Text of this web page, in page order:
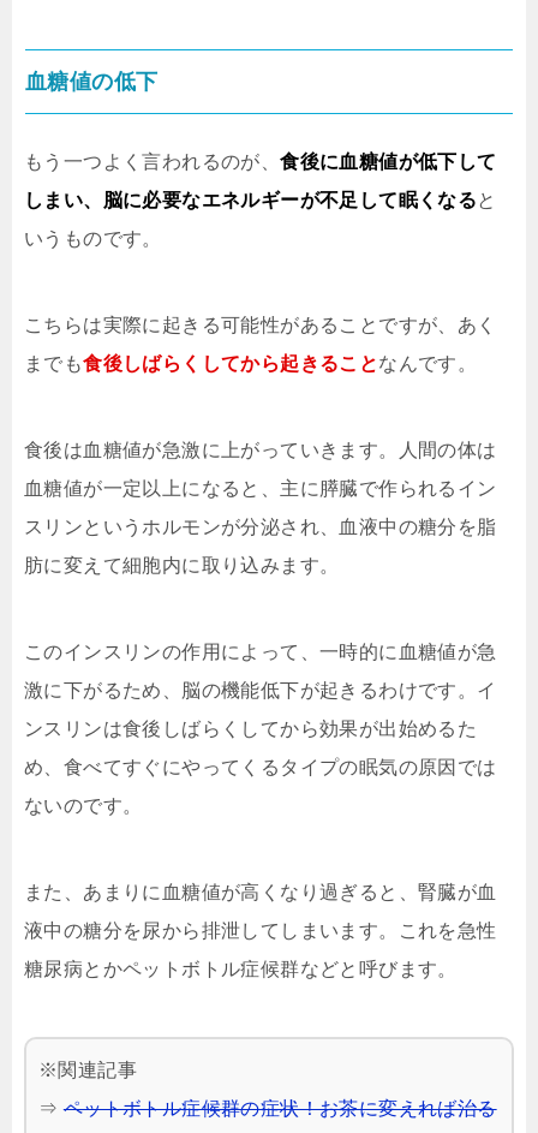
血糖値の低下
もう一つよく言われるのが、食後に血糖値が低下して
しまい、脳に必要なエネルギーが不足して眠くなると
いうものです。
こちらは実際に起きる可能性があることですが、あく
までも食後しばらくしてから起きることなんです。
食後は血糖値が急激に上がっていきます。人間の体は
血糖値が一定以上になると、主に膵臓で作られるイン
スリンというホルモンが分泌され、血液中の糖分を脂
肪に変えて細胞内に取り込みます。
このインスリンの作用によって、一時的に血糖値が急
激に下がるため、脳の機能低下が起きるわけです。イ
ンスリンは食後しばらくしてから効果が出始めるた
め、食べてすぐにやってくるタイプの眠気の原因では
ないのです。
また、あまりに血糖値が高くなり過ぎると、腎臓が血
液中の糖分を尿から排泄してしまいます。これを急性
糖尿病とかペットボトル症候群などと呼びます。
※関連記事
⇒ペットボトル症候群の症状！お茶に変えれば治る